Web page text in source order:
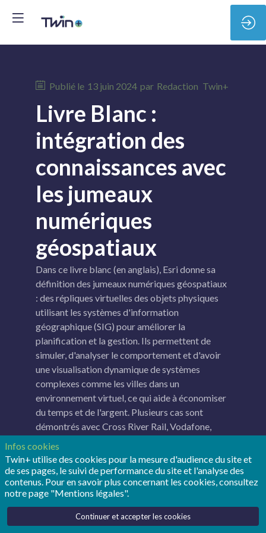
Publié le 13 juin 2024 par Redaction Twin+
Livre Blanc :
intégration des
connaissances avec
les jumeaux
numériques
géospatiaux
Dans ce livre blanc (en anglais), Esri donne sa
définition des jumeaux numériques géospatiaux
: des répliques virtuelles des objets physiques
utilisant les systèmes d'information
géographique (SIG) pour améliorer la
planification et la gestion. Ils permettent de
simuler, d'analyser le comportement et d'avoir
une visualisation dynamique de systèmes
complexes comme les villes dans un
environnement virtuel, ce qui aide à économiser
du temps et de l'argent. Plusieurs cas sont
démontrés avec Cross River Rail, Vodafone,
ville d'Upsala, l'aéroport de San Francisco ou
encore The Nature Conservancy. Esri détaille
aussi les outils, comme ArcGIS Reality Suite et
Site Scan for ArcGIS, capable de créer ces
jumeaux numériques à partir d'images aériennes
et de drones​.
Infos cookies
Twin+ utilise des cookies pour la mesure d'audience du site et
de ses pages, le suivi de performance du site et l'analyse des
contenus. Pour en savoir plus concernant les cookies, consultez
notre page "Mentions légales".
Continuer et accepter les cookies